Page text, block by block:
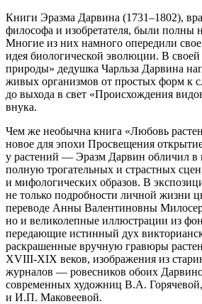
Книги Эразма Дарвина (1731–1802),
философа и изобретателя, были полны
Многие из них намного опередили
идея биологической эволюции. В
природы» дедушка Чарльза Дарвина
живых организмов от простых форм к
до выхода в свет «Происхождения
внука.
Чем же необычна книга «Любовь
новое для эпохи Просвещения
у растений — Эразм Дарвин обличил в
полную трогательных и страстных
и мифологических образов. В
не только подробности личной жизни
переводе Анны Валентиновны
но и великолепные иллюстрации из
передающие истинный дух
раскрашенные вручную гравюры
XVIII-XIX веков, изображения из
журналов — ровесников обоих
современных художниц В.А.
и И.П. Маковеевой.